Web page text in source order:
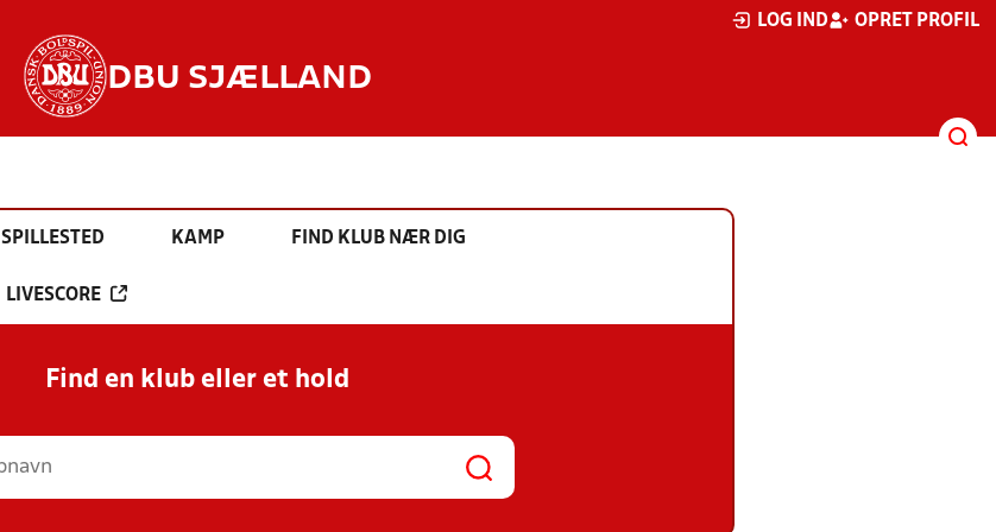
LOG IND OPRET PROFIL
DBU SJÆLLAND
SPILLESTED KAMP FIND KLUB NÆR DIG
LIVESCORE
Find en klub eller et hold